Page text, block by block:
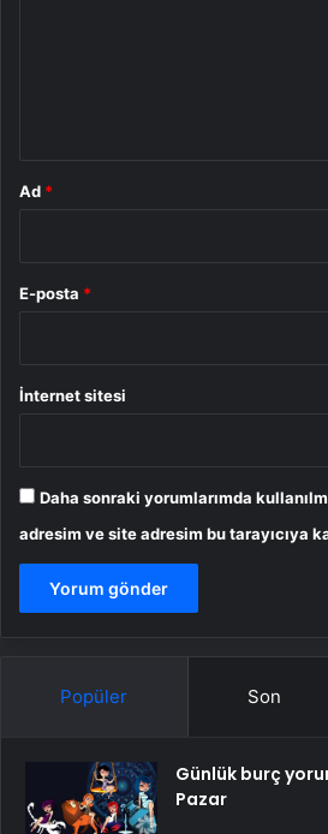
Ad *
E-posta *
İnternet sitesi
Daha sonraki yorumlarımda
adresim ve site adresim bu tarayıcıya
Popüler Son
Günlük burç
Pazar